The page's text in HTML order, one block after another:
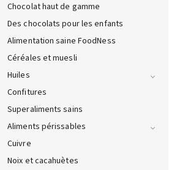
Chocolat haut de gamme
Des chocolats pour les enfants
Alimentation saine FoodNess
Céréales et muesli
Huiles
Confitures
Superaliments sains
Aliments périssables
Cuivre
Noix et cacahuètes